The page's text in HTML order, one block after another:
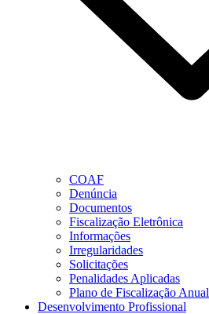
COAF
Denúncia
Documentos
Fiscalização Eletrônica
Informações
Irregularidades
Solicitações
Penalidades Aplicadas
Plano de Fiscalização Anual
Desenvolvimento Profissional